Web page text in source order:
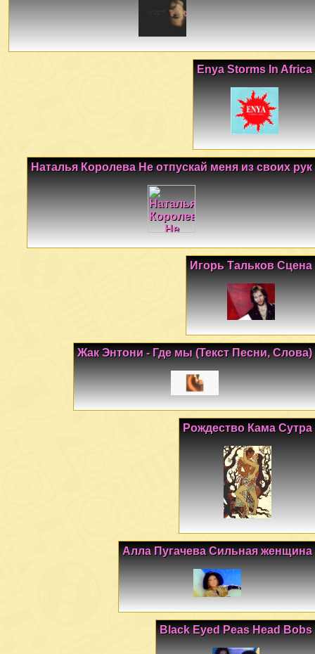
Enya Storms In Africa
Наталья Королева Не отпускай меня из своих рук
Игорь Тальков Сцена
Жак Энтони - Где мы (Текст Песни, Слова)
Рождество Кама Сутра
Алла Пугачева Сильная женщина
Black Eyed Peas Head Bobs